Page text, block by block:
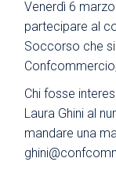
Venerdì 6
partecipare al
Soccorso che
Chi fosse
Laura Ghini al
mandare una